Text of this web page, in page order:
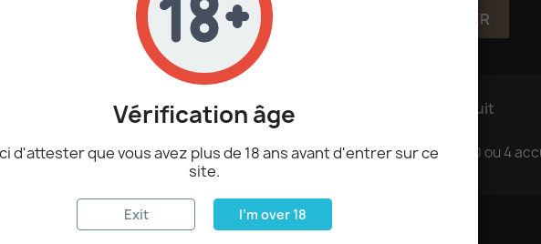
AJOUTER AU PANIER
Description Détails du produit
Peut contenir 2 accus 18650 / 18500 ou 4
Vérification âge
d'attester que vous avez plus de 18 ans avant d'entrer sur ce
site.
Exit I'm over 18